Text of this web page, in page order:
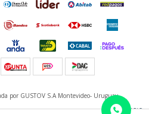
por GUSTOV S.A Montevideo- Uruguay